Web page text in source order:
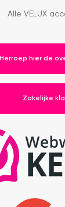
Alle VELUX
Herroep hier de
Zakelijke